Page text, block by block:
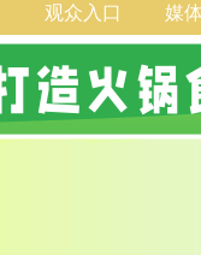
观众入口 媒